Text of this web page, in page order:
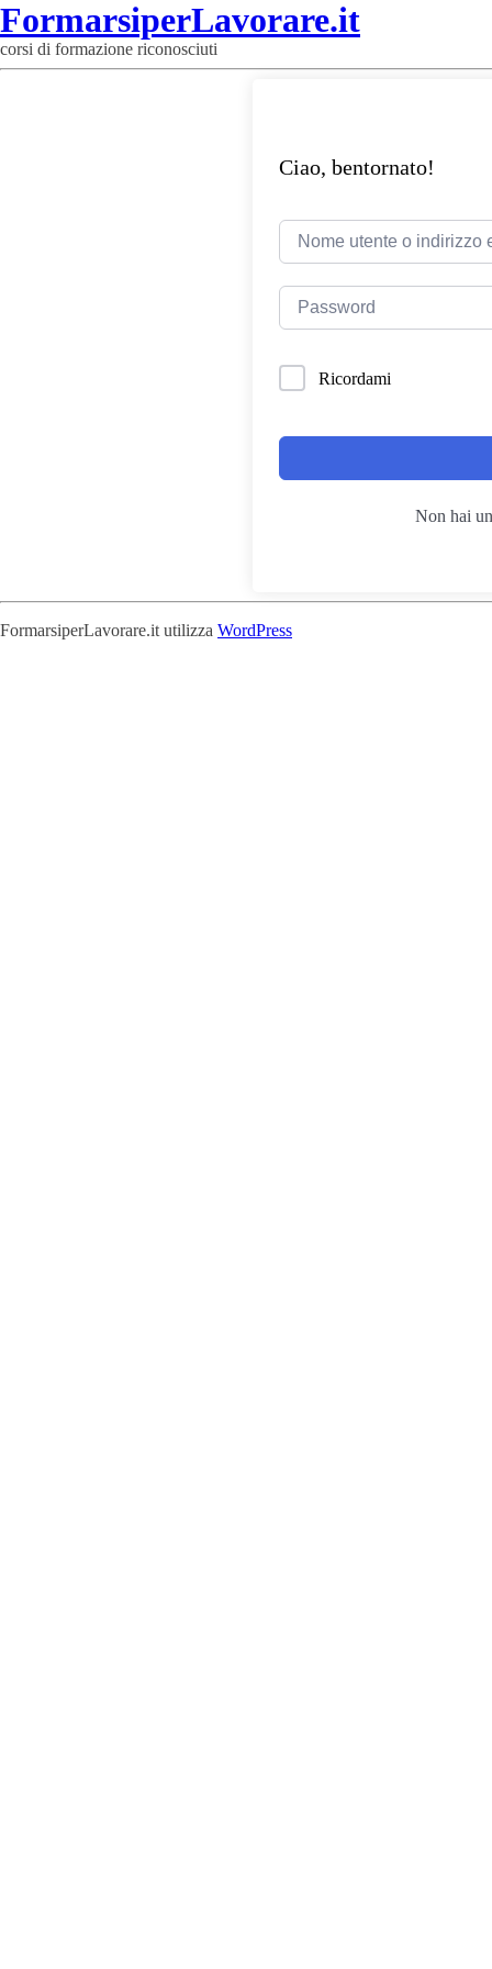
FormarsiperLavorare.it
corsi di formazione riconosciuti
Ciao, bentornato!
Ricordami
Non hai
FormarsiperLavorare.it utilizza WordPress